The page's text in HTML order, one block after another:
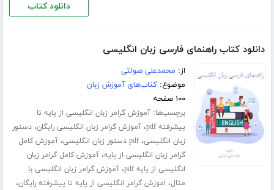
دانلود کتاب
دانلود کتاب راهنمای فارسی زبان انگلیسی
از: محمدعلی صولتی
موضوع:کتاب‌های آموزش زبان
۱۰۰ صفحه
برچسب‌ها:آموزش گرامر زبان انگلیسی از پایه تا
پیشرفته pdf
،آموزش گرامر زبان انگلیسی رایگان،دستور
زبان انگلیسی،pdf دستور زبان انگلیسی ،آموزش کامل
گرامر زبان انگلیسی از پایه،آموزش کامل گرامر زبان
انگلیسی از پایه pdf
،آموزش گرامر زبان انگلیسی با
مثال، اموزش گرامر انگلیسی از پایه تا پیشرفته رایگان،